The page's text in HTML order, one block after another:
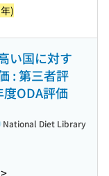
)
い国に対す
: 第三者評
度ODA評価
National Diet Library